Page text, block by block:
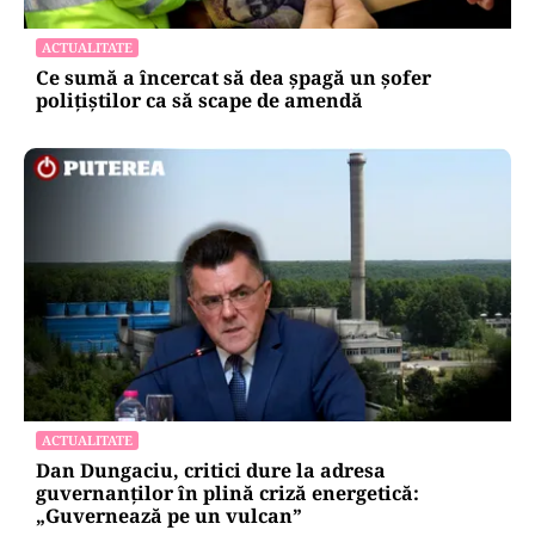
ACTUALITATE
Ce sumă a încercat să dea șpagă un șofer
polițiștilor ca să scape de amendă
ACTUALITATE
Dan Dungaciu, critici dure la adresa
guvernanților în plină criză energetică:
„Guvernează pe un vulcan”